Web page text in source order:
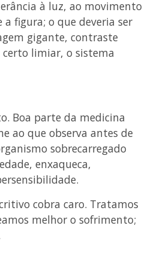
à luz, ao movimento
figura; o que deveria ser
gigante, contraste
limiar, o sistema
Boa parte da medicina
ao que observa antes de
sobrecarregado
enxaqueca,
cobra caro. Tratamos
melhor o sofrimento;